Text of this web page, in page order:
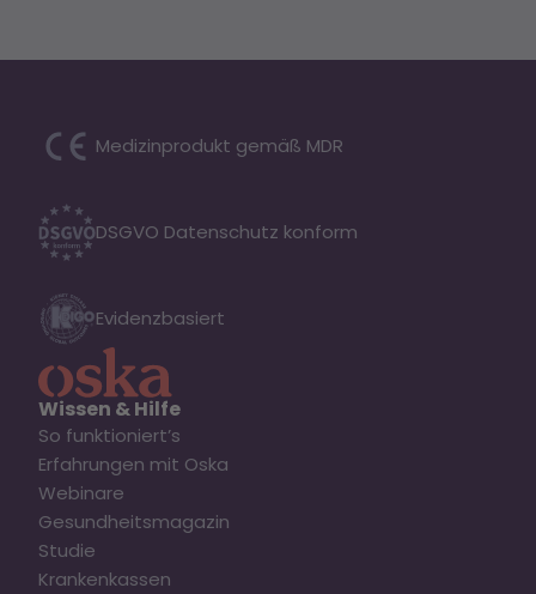
Medizinprodukt gemäß MDR
DSGVO Datenschutz konform
Evidenzbasiert
Wissen & Hilfe
So funktioniert’s
Erfahrungen mit Oska
Webinare
Gesundheitsmagazin
Studie
Krankenkassen